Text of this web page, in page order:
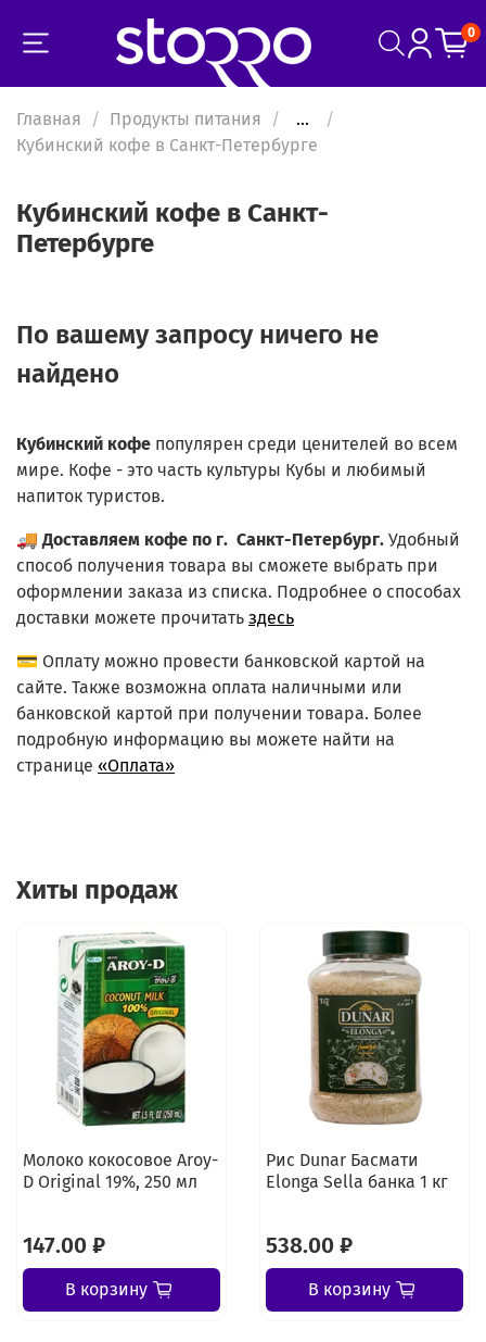
0
Главная Продукты питания
...
Кубинский кофе в Санкт-Петербурге
Кубинский кофе в Санкт-
Петербурге
По вашему запросу ничего не
найдено
Кубинский кофе популярен среди ценителей во всем
мире. Кофе - это часть культуры Кубы и любимый
напиток туристов.
🚚Доставляем кофе по г. Санкт-Петербург. Удобный
способ получения товара вы сможете выбрать при
оформлении заказа из списка. Подробнее о способах
доставки можете прочитать здесь
💳 Оплату можно провести банковской картой на
сайте. Также возможна оплата наличными или
банковской картой при получении товара. Более
подробную информацию вы можете найти на
странице «Оплата»
Хиты продаж
Молоко кокосовое Aroy-
D Original 19%, 250 мл
147.00 ₽
В корзину
Рис Dunar Басмати
Elonga Sella банка 1 кг
538.00 ₽
В корзину